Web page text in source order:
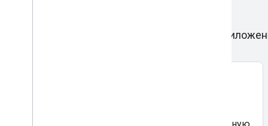
Выполняйте вход пользователей в ваше